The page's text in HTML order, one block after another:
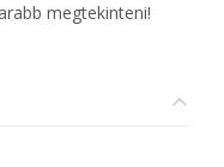
megtekinteni!